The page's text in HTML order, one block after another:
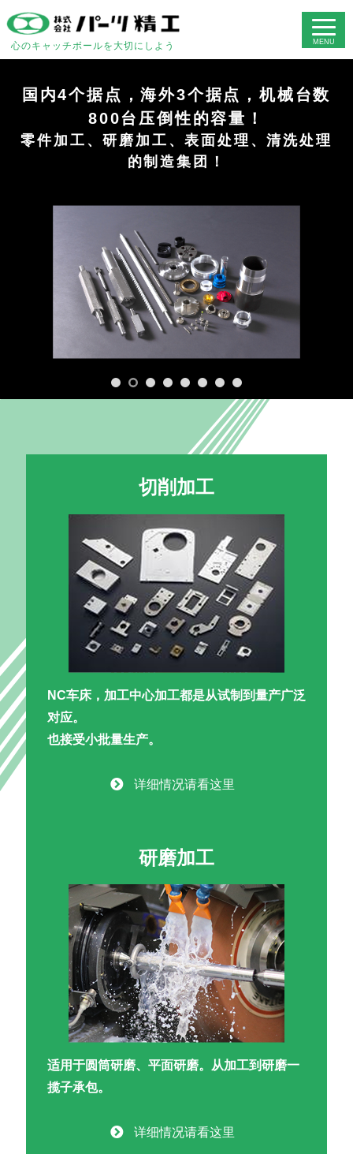
心のキャッチボールを大切にしよう
国内4个据点，海外3个据点，机械台数
800台压倒性的容量！
零件加工、研磨加工、表面处理、清洗处理
的制造集团！
切削加工
NC车床，加工中心加工都是从试制到量产广泛
对应。
也接受小批量生产。
详细情况请看这里
研磨加工
适用于圆筒研磨、平面研磨。从加工到研磨一
揽子承包。
详细情况请看这里